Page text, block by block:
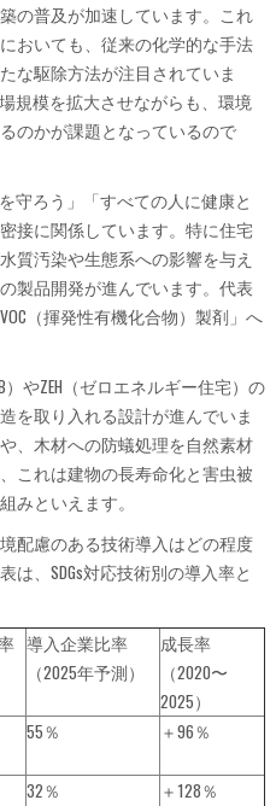
の普及が加速しています。これ
おいても、従来の化学的な手法
な駆除方法が注目されていま
規模を拡大させながらも、環境
のかが課題となっているので
守ろう」「すべての人に健康と
接に関係しています。特に住宅
質汚染や生態系への影響を与え
製品開発が進んでいます。代表
（揮発性有機化合物）製剤」へ
やZEH（ゼロエネルギー住宅）の
を取り入れる設計が進んでいま
、木材への防蟻処理を自然素材
これは建物の長寿命化と害虫被
みといえます。
配慮のある技術導入はどの程度
、SDGs対応技術別の導入率と
導入企業比率
（2025年予測）
成長率
（2020〜
2025）
55％ ＋96％
32％ ＋128％